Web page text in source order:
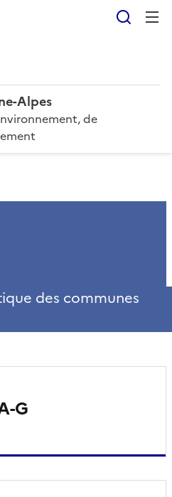
Alpes
de
des communes
G